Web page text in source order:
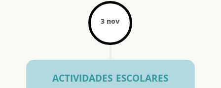
3 nov
actividades escolares